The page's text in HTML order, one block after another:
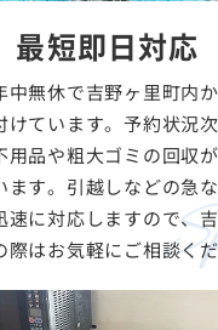
最短即日対応
中無休で吉野ヶ里町内
ています。予約状況次
用品や粗大ゴミの回収
ます。引越しなどの急
速に対応しますので、
際はお気軽にご相談く